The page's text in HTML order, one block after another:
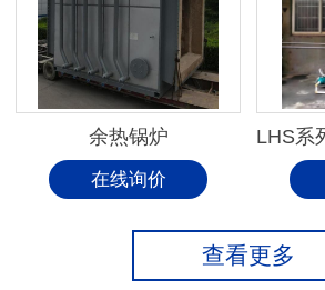
余热锅炉
在线询价
查看更多